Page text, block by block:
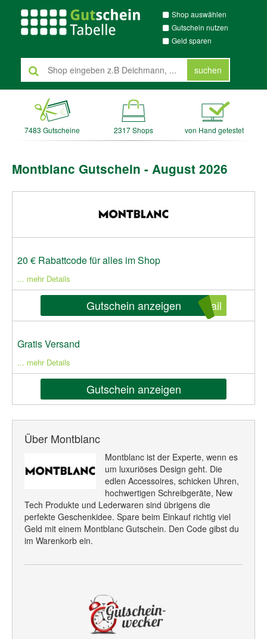
Shop auswählen
Gutschein nutzen
Geld sparen
suchen
7483 Gutscheine 2317 Shops von Hand getestet
Montblanc Gutschein - August 2026
20 € Rabattcode für alles im Shop
... mehr Details
Gutschein anzeigen ail
Gratis Versand
... mehr Details
Gutschein anzeigen
Über Montblanc
Montblanc ist der Experte, wenn es
um luxuriöses Design geht. Die
edlen Accessoires, schicken Uhren,
hochwertigen Schreibgeräte, New
Tech Produkte und Lederwaren sind übrigens die
perfekte Geschenkidee. Spare beim Einkauf richtig viel
Geld mit einem Montblanc Gutschein. Den Code gibst du
im Warenkorb ein.